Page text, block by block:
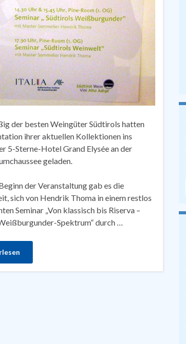
der besten Weingüter Südtirols hatten
ihrer aktuellen Kollektionen ins
5-Sterne-Hotel Grand Elysée an der
geladen.
der Veranstaltung gab es die
sich von Hendrik Thoma in einem restlos
Seminar „Von klassisch bis Riserva –
Spektrum“ durch …